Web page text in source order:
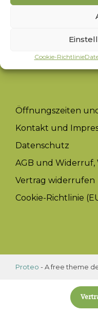
Cookie-Richtlinie
deiner Auswahl
Öffnungszeiten
Kontakt und
Datenschutz
AGB und Widerruf,
Vertrag widerrufen
Cookie-Richtlinie
Proteo - A free theme